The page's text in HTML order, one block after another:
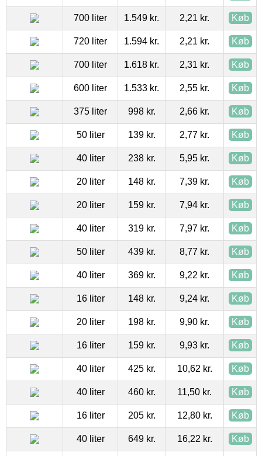
700 liter 1.549 kr. 2,21 kr. Køb
720 liter 1.594 kr. 2,21 kr. Køb
700 liter 1.618 kr. 2,31 kr. Køb
600 liter 1.533 kr. 2,55 kr. Køb
375 liter 998 kr. 2,66 kr. Køb
50 liter 139 kr. 2,77 kr. Køb
40 liter 238 kr. 5,95 kr. Køb
20 liter 148 kr. 7,39 kr. Køb
20 liter 159 kr. 7,94 kr. Køb
40 liter 319 kr. 7,97 kr. Køb
50 liter 439 kr. 8,77 kr. Køb
40 liter 369 kr. 9,22 kr. Køb
16 liter 148 kr. 9,24 kr. Køb
20 liter 198 kr. 9,90 kr. Køb
16 liter 159 kr. 9,93 kr. Køb
40 liter 425 kr. 10,62 kr. Køb
40 liter 460 kr. 11,50 kr. Køb
16 liter 205 kr. 12,80 kr. Køb
40 liter 649 kr. 16,22 kr. Køb